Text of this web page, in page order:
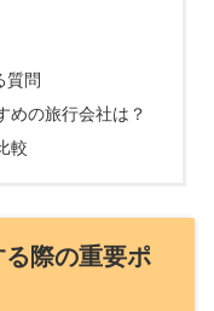
質問
めの旅行会社は？
較
際の重要ポ